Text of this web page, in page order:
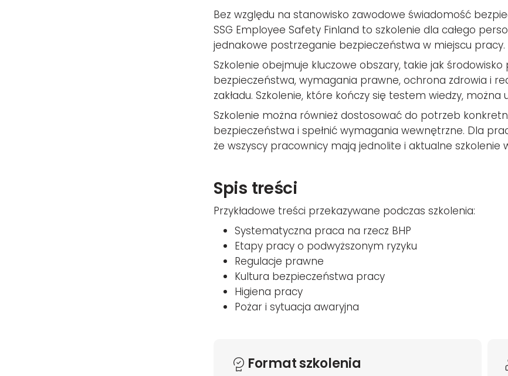
Bez względu na stanowisko zawodowe świadomość
SSG Employee Safety Finland to szkolenie dla całego
jednakowe postrzeganie bezpieczeństwa w miejscu pracy.
Szkolenie obejmuje kluczowe obszary, takie jak
bezpieczeństwa, wymagania prawne, ochrona zdrowia i
zakładu. Szkolenie, które kończy się testem wiedzy,
Szkolenie można również dostosować do potrzeb
bezpieczeństwa i spełnić wymagania wewnętrzne. Dla
że wszyscy pracownicy mają jednolite i aktualne szkolenie
Spis treści
Przykładowe treści przekazywane podczas szkolenia:
Systematyczna praca na rzecz BHP
Etapy pracy o podwyższonym ryzyku
Regulacje prawne
Kultura bezpieczeństwa pracy
Higiena pracy
Pożar i sytuacja awaryjna
Format szkolenia